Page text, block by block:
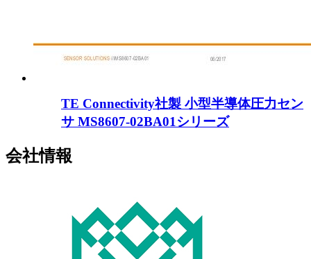
TE Connectivity社製 小型半導体圧力セン
サ MS8607-02BA01シリーズ
会社情報